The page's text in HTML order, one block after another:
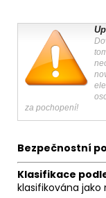
za pochopení!
Bezpečnostní
Klasifikace
klasifikována jako